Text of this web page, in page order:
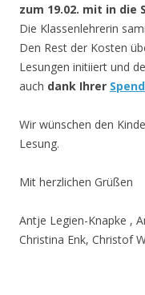
zum 19.02. mit in die
Die Klassenlehrerin
Den Rest der Kosten
Lesungen initiiert und
auch dank Ihrer
Wir wünschen den
Lesung.
Mit herzlichen Grüßen
Antje Legien-Knapke ,
Christina Enk, Christof